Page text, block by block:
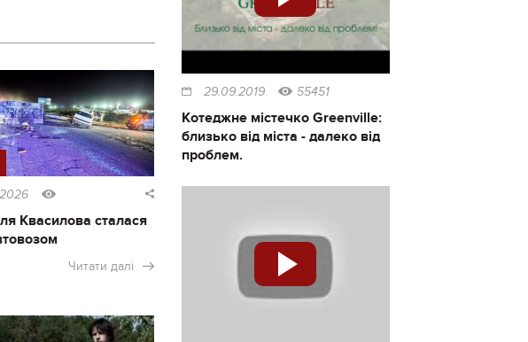
Квасилова сталася
Читати далі
29.09.2019 55451
Котеджне містечко Greenville:
близько від міста - далеко від
проблем.